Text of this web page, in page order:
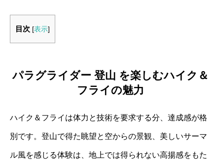
目次 [表示]
パラグライダー 登山 を楽しむハイク＆
フライの魅力
ハイク＆フライは体力と技術を要求する分、達成感が格
別です。登山で得た眺望と空からの景観、美しいサーマ
ル風を感じる体験は、地上では得られない高揚感をもた